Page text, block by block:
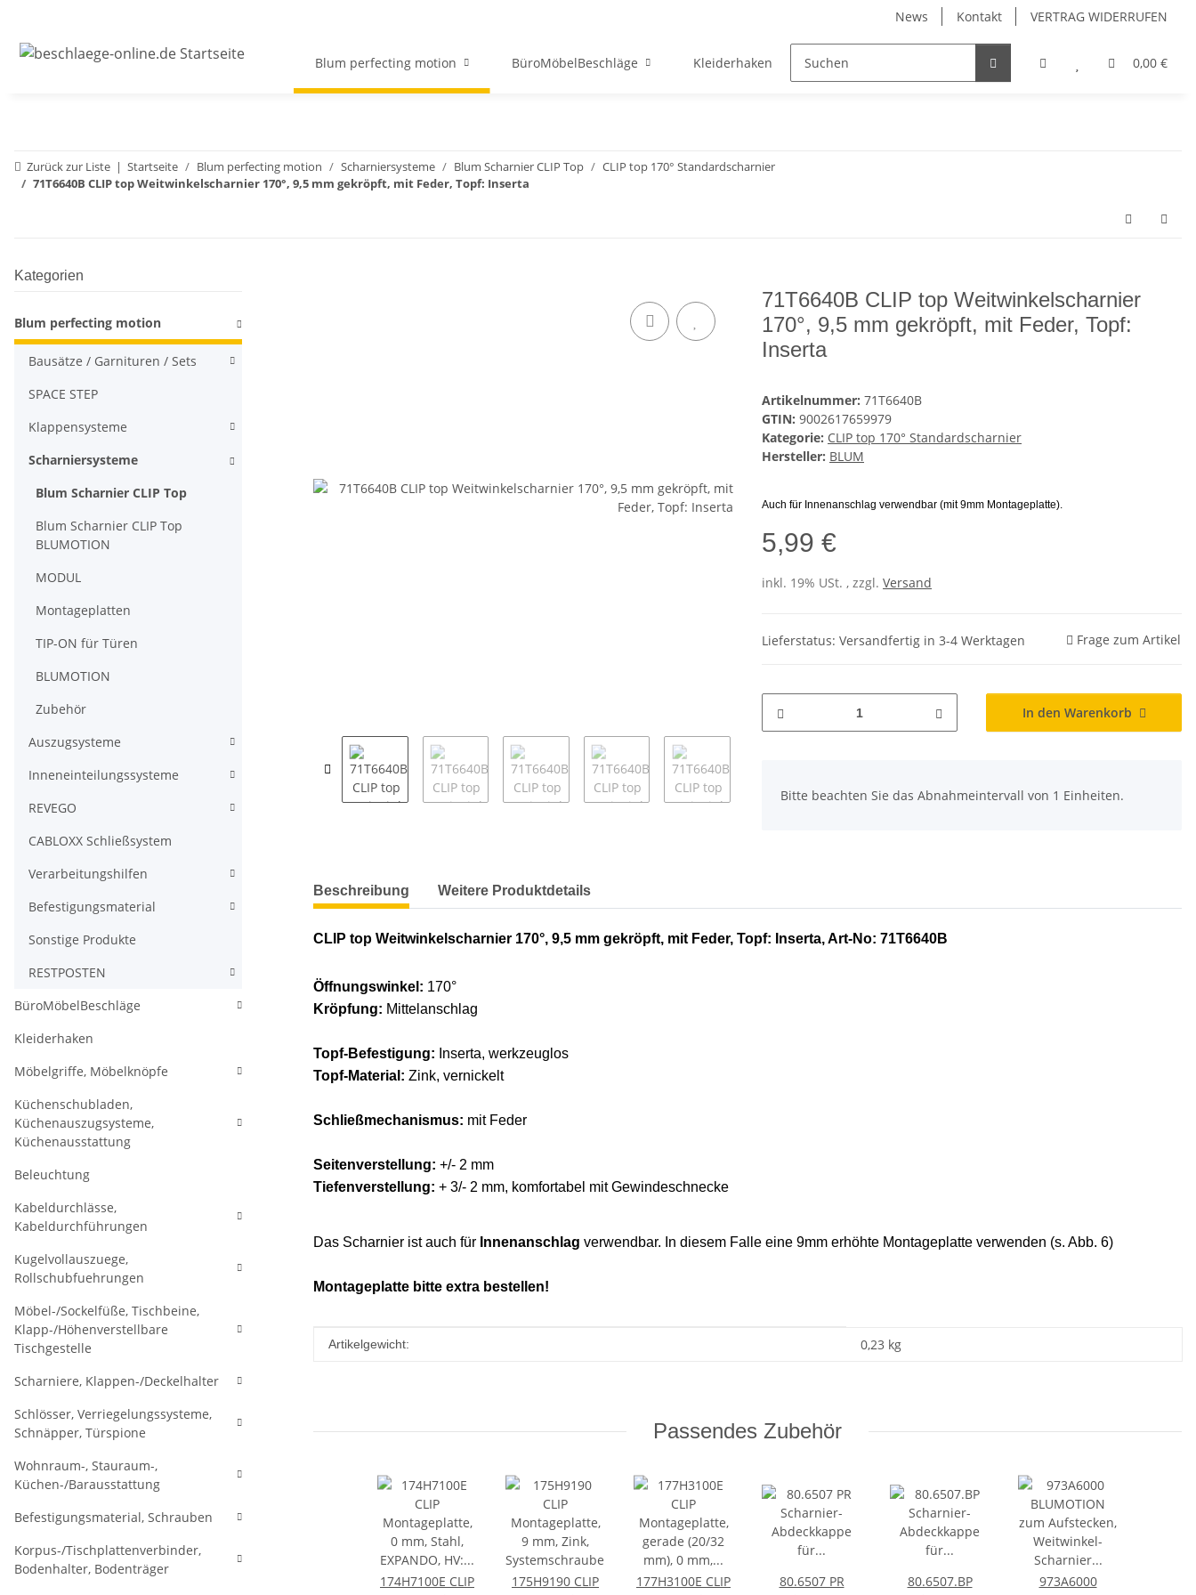
News Kontakt VERTRAG WIDERRUFEN
0,00 €
Blum perfecting motion BüroMöbelBeschläge Kleiderhaken Möbelgriffe, Möbelknöpfe Küchenschubladen,
Zurück zur Liste Startseite Blum perfecting motion Scharniersysteme Blum Scharnier CLIP Top
CLIP top 170° Standardscharnier
71T6640B CLIP top Weitwinkelscharnier 170°, 9,5 mm gekröpft, mit Feder, Topf: Inserta
71T6640B CLIP top Weitwinkelscharnier
170°, 9,5 mm gekröpft, mit Feder, Topf:
Inserta
Artikelnummer: 71T6640B
GTIN: 9002617659979
Kategorie: CLIP top 170° Standardscharnier
Hersteller: BLUM
Auch für Innenanschlag verwendbar (mit 9mm Montageplatte).
5,99 €
inkl. 19% USt. , zzgl. Versand
Lieferstatus: Versandfertig in 3-4 Werktagen Frage zum Artikel
In den Warenkorb
Bitte beachten Sie das Abnahmeintervall von 1 Einheiten.
weitere Registerkarten anzeigen
Beschreibung Weitere Produktdetails
CLIP top Weitwinkelscharnier 170°, 9,5 mm gekröpft, mit Feder, Topf: Inserta, Art-No: 71T6640B
Öffnungswinkel: 170°
Kröpfung: Mittelanschlag
Topf-Befestigung: Inserta, werkzeuglos
Topf-Material: Zink, vernickelt
Schließmechanismus: mit Feder
Seitenverstellung: +/- 2 mm
Tiefenverstellung: + 3/- 2 mm, komfortabel mit Gewindeschnecke
Das Scharnier ist auch für Innenanschlag verwendbar. In diesem Falle eine 9mm erhöhte Montageplatte verwenden (s. Abb. 6)
Montageplatte bitte extra bestellen!
Produkteigenschaft
Wert
Artikelgewicht: 0,23 kg
Passendes Zubehör
174H7100E CLIP
175H9190 CLIP
177H3100E CLIP
80.6507 PR
80.6507.BP
973A6000
Kategorien
Blum perfecting motion
Bausätze / Garnituren / Sets
SPACE STEP
Klappensysteme
Scharniersysteme
Blum Scharnier CLIP Top
Blum Scharnier CLIP Top
BLUMOTION
MODUL
Montageplatten
TIP-ON für Türen
BLUMOTION
Zubehör
Auszugsysteme
Inneneinteilungssysteme
REVEGO
CABLOXX Schließsystem
Verarbeitungshilfen
Befestigungsmaterial
Sonstige Produkte
RESTPOSTEN
BüroMöbelBeschläge
Kleiderhaken
Möbelgriffe, Möbelknöpfe
Küchenschubladen,
Küchenauszugsysteme,
Küchenausstattung
Beleuchtung
Kabeldurchlässe,
Kabeldurchführungen
Kugelvollauszuege,
Rollschubfuehrungen
Möbel-/Sockelfüße, Tischbeine,
Klapp-/Höhenverstellbare
Tischgestelle
Scharniere, Klappen-/Deckelhalter
Schlösser, Verriegelungssysteme,
Schnäpper, Türspione
Wohnraum-, Stauraum-,
Küchen-/Barausstattung
Befestigungsmaterial, Schrauben
Korpus-/Tischplattenverbinder,
Bodenhalter, Bodenträger